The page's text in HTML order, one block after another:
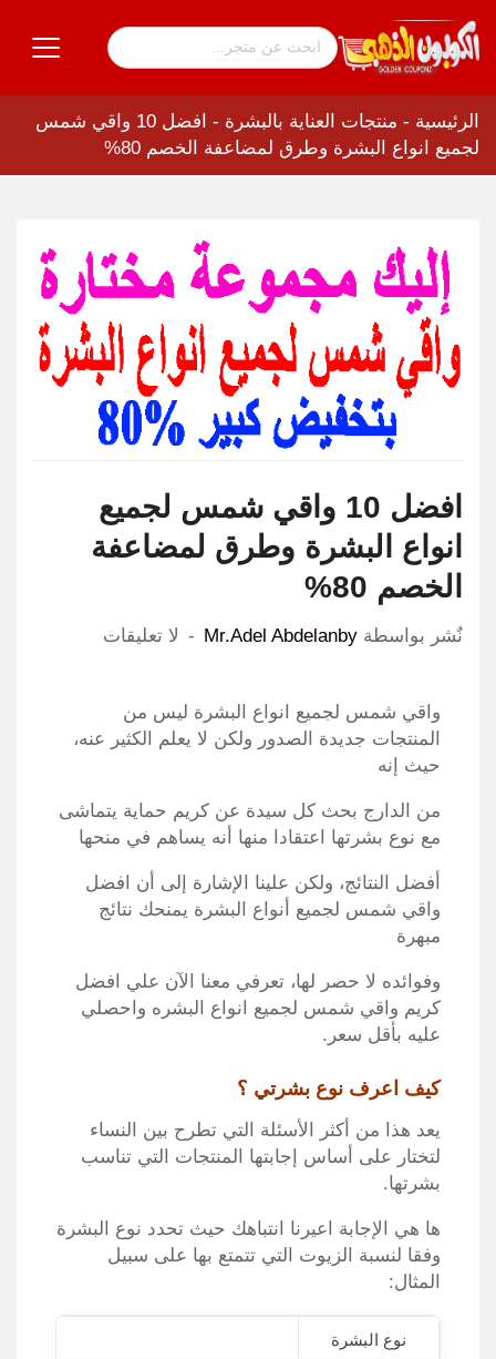
الرئيسية - منتجات العناية بالبشرة -
افضل 10 واقي شمس
لجميع انواع البشرة وطرق لمضاعفة الخصم 80%
افضل 10 واقي شمس لجميع
انواع البشرة وطرق لمضاعفة
الخصم 80%
نٌشر بواسطة Mr.Adel Abdelanby لا تعليقات
واقي شمس لجميع انواع البشرة ليس من
المنتجات جديدة الصدور ولكن لا يعلم الكثير عنه،
حيث إنه
من الدارج بحث كل سيدة عن كريم حماية يتماشى
مع نوع بشرتها اعتقادا منها أنه يساهم في منحها
أفضل النتائج، ولكن علينا الإشارة إلى أن افضل
واقي شمس لجميع أنواع البشرة يمنحك نتائج
مبهرة
وفوائده لا حصر لها، تعرفي معنا الآن علي افضل
كريم واقي شمس لجميع انواع البشره واحصلي
عليه بأقل سعر .
كيف اعرف نوع بشرتي ؟
يعد هذا من أكثر الأسئلة التي تطرح بين النساء
لتختار على أساس إجابتها المنتجات التي تناسب
بشرتها.
ها هي الإجابة اعيرنا انتباهك حيث تحدد نوع البشرة
وفقا لنسبة الزيوت التي تتمتع بها على سبيل
المثال:
نوع البشرة